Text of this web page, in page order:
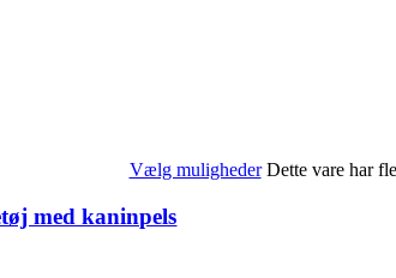
Vælg muligheder Dette vare har
med kaninpels